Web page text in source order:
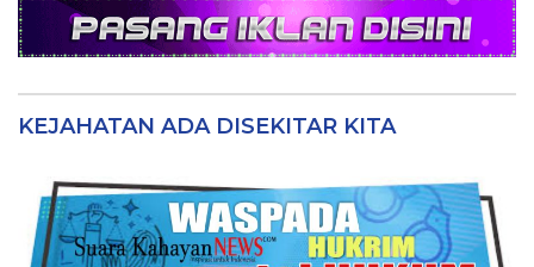
KEJAHATAN ADA DISEKITAR KITA